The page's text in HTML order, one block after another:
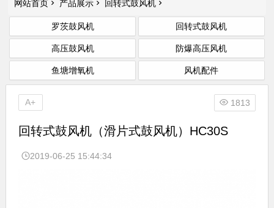
网站首页 产品展示 回转式鼓风机
罗茨鼓风机 回转式鼓风机
高压鼓风机 防爆高压风机
鱼塘增氧机 风机配件
回转式鼓风机（滑片式鼓风机）HC30S
2019-06-25 15:44:34
1813
A+